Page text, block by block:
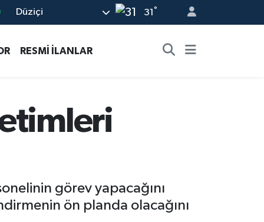
Düziçi 31 °
RESMİ İLANLAR
görev yapacağını
ön planda olacağını